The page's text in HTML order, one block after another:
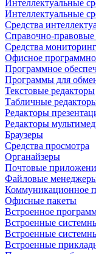
Интеллектуальные
Интеллектуальные
Средства
Справочно-
Средства
Офисное
Программное
Программы для
Текстовые редакторы
Табличные
Редакторы
Редакторы
Браузеры
Средства просмотра
Органайзеры
Почтовые
Файловые
Коммуникационное
Офисные пакеты
Встроенное
Встроенные
Встроенные
Встроенные